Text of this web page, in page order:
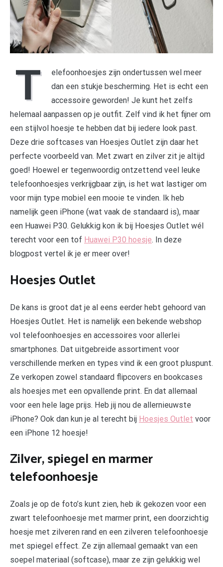
T
elefoonhoesjes zijn ondertussen wel meer
dan een stukje bescherming. Het is echt een
accessoire geworden! Je kunt het zelfs
helemaal aanpassen op je outfit. Zelf vind ik het fijner om
een stijlvol hoesje te hebben dat bij iedere look past.
Deze drie softcases van Hoesjes Outlet zijn daar het
perfecte voorbeeld van. Met zwart en zilver zit je altijd
goed! Hoewel er tegenwoordig ontzettend veel leuke
telefoonhoesjes verkrijgbaar zijn, is het wat lastiger om
voor mijn type mobiel een mooie te vinden. Ik heb
namelijk geen iPhone (wat vaak de standaard is), maar
een Huawei P30. Gelukkig kon ik bij Hoesjes Outlet wél
terecht voor een tof Huawei P30 hoesje. In deze
blogpost vertel ik je er meer over!
Hoesjes Outlet
De kans is groot dat je al eens eerder hebt gehoord van
Hoesjes Outlet. Het is namelijk een bekende webshop
vol telefoonhoesjes en accessoires voor allerlei
smartphones. Dat uitgebreide assortiment voor
verschillende merken en types vind ik een groot pluspunt.
Ze verkopen zowel standaard flipcovers en bookcases
als hoesjes met een opvallende print. En dat allemaal
voor een hele lage prijs. Heb jij nou de allernieuwste
iPhone? Ook dan kun je al terecht bij Hoesjes Outlet voor
een iPhone 12 hoesje!
Zilver, spiegel en marmer
telefoonhoesje
Zoals je op de foto’s kunt zien, heb ik gekozen voor een
zwart telefoonhoesje met marmer print, een doorzichtig
hoesje met zilveren rand en een zilveren telefoonhoesje
met spiegel effect. Ze zijn allemaal gemaakt van een
soepel materiaal (softcase), maar ze zijn gelukkig wel